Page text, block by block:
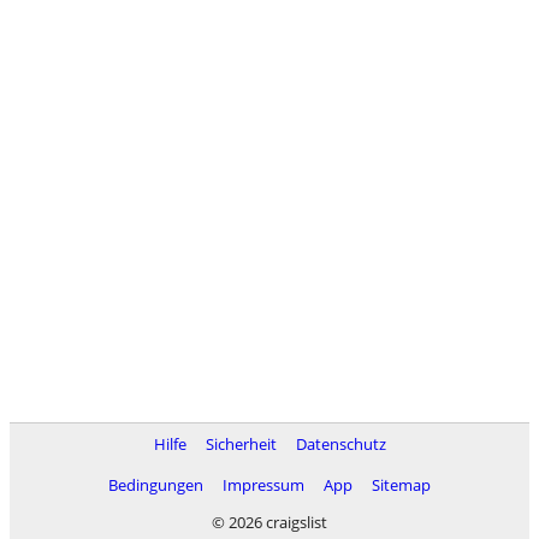
Hilfe Sicherheit
Datenschutz
Bedingungen
Impressum App
Sitemap
© 2026 craigslist